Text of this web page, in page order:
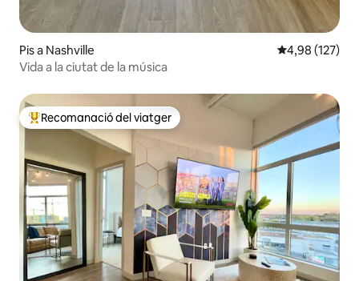
Pis a Nashville 4,98 de
4,98 (127)
Vida a la ciutat de la música
Principals recomanacions dels viatgers
Recomanació del viatger